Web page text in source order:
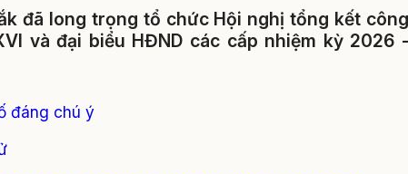
đã long trọng tổ chức Hội nghị tổng kết công
và đại biểu HĐND các cấp nhiệm kỳ 2026 -
đáng chú ý